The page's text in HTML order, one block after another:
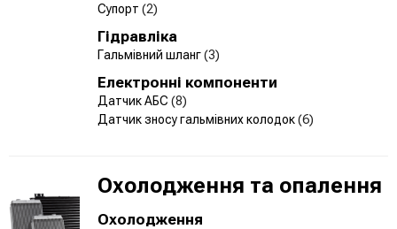
Супорт (2)
Гідравліка
Гальмівний шланг(3)
Електронні компоненти
Датчик АБС (8)
Датчик зносу гальмівних колодок(6)
Охолодження та опалення
Охолодження